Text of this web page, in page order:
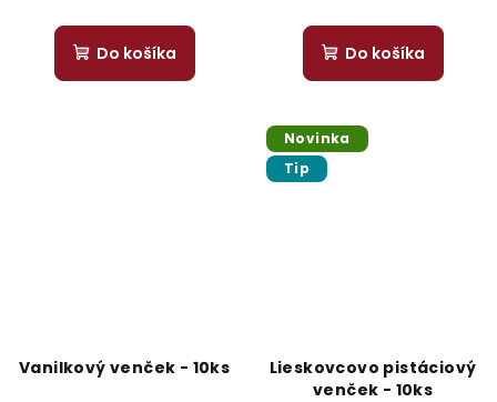
Do košíka Do košíka
Vanilkový venček - 10ks
Novinka
Tip
Lieskovcovo pistáciový
venček - 10ks